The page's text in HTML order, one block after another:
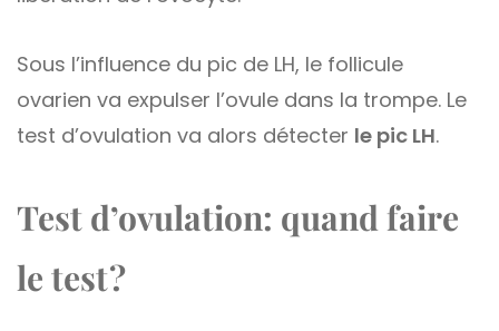
Sous l’influence du pic de LH, le follicule
ovarien va expulser l’ovule dans la trompe. Le
test d’ovulation va alors détecter le pic LH.
Test d’ovulation: quand faire
le test ?